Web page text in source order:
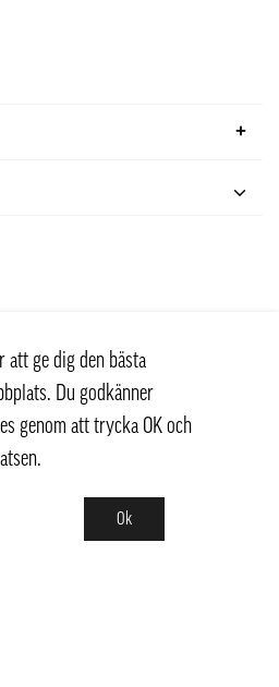
att ge dig den bästa
Du godkänner
genom att trycka OK och
Ok